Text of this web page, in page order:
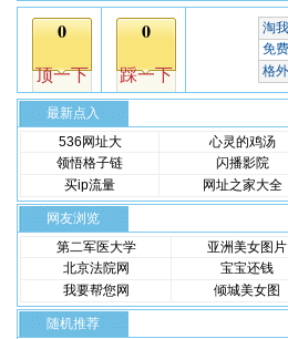
最新点入
536网址大
心灵的鸡汤
领悟格子链
闪播影院
买ip流量
网址之家大全
网友浏览
第二军医大学
亚洲美女图片
北京法院网
宝宝还钱
我要帮您网
倾城美女图
随机推荐